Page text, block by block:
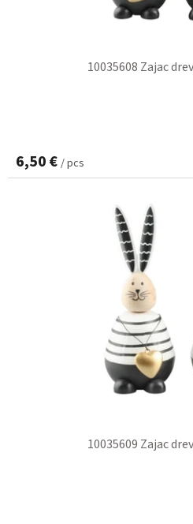
10035608 Zajac
6,50 € / pcs
10035609 Zajac